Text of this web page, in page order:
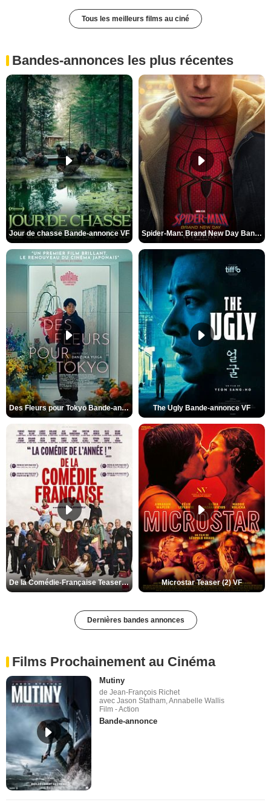
Tous les meilleurs films au ciné
Bandes-annonces les plus récentes
Jour de chasse Bande-annonce VF Spider-Man: Brand New Day Bande-annonce (3) VO STFR
Des Fleurs pour Tokyo Bande-annonce VO STFR The Ugly Bande-annonce VF
De la Comédie-Française Teaser (3) VF Microstar Teaser (2) VF
Dernières bandes annonces
Films Prochainement au Cinéma
Mutiny
de Jean-François Richet
avec Jason Statham, Annabelle Wallis
Film - Action
Bande-annonce